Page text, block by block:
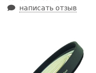
написать отзыв